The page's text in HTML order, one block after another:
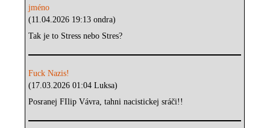
jméno
(11.04.2026 19:13 ondra)
Tak je to Stress nebo Stres?
Fuck Nazis!
(17.03.2026 01:04 Luksa)
Posranej FIlip Vávra, tahni nacistickej sráči!!